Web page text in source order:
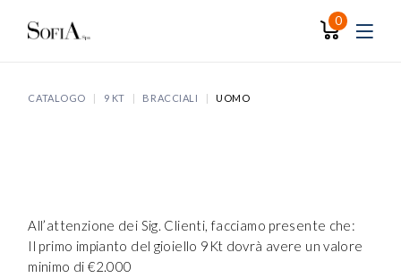
0
CATALOGO 9 KT BRACCIALI UOMO
All’attenzione dei Sig. Clienti, facciamo presente che:
Il primo impianto del gioiello 9Kt dovrà avere un valore
minimo di €2.000